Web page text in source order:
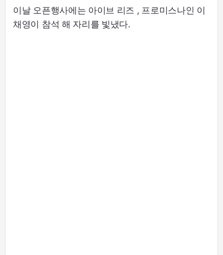
이날 오픈행사에는 아이브 리즈 , 프로미스나인 이
채영이 참석 해 자리를 빛냈다.